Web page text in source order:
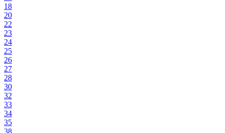
18
20
22
23
24
25
26
27
28
30
32
33
34
35
38